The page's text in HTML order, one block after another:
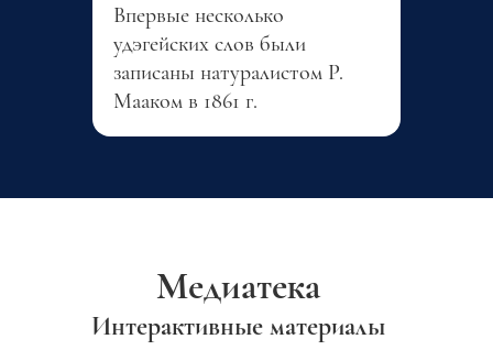
Впервые несколько
удэгейских слов были
записаны натуралистом Р.
Мааком в 1861 г.
Медиатека
Интерактивные материалы